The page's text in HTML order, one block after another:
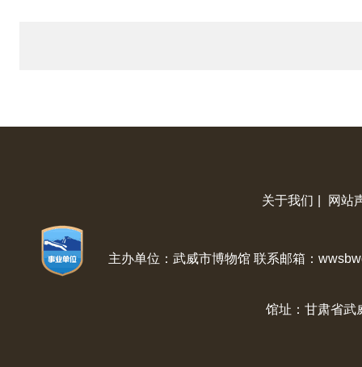
关于我们 网站
主办单位：武威市博物馆 联系邮箱：
馆址：甘肃省武